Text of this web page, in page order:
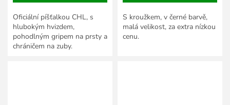
Oficiální píšťalkou CHL, s
hlubokým hvizdem,
pohodlným gripem na prsty a
chráničem na zuby.
S kroužkem, v černé barvě,
malá velikost, za extra nízkou
cenu.